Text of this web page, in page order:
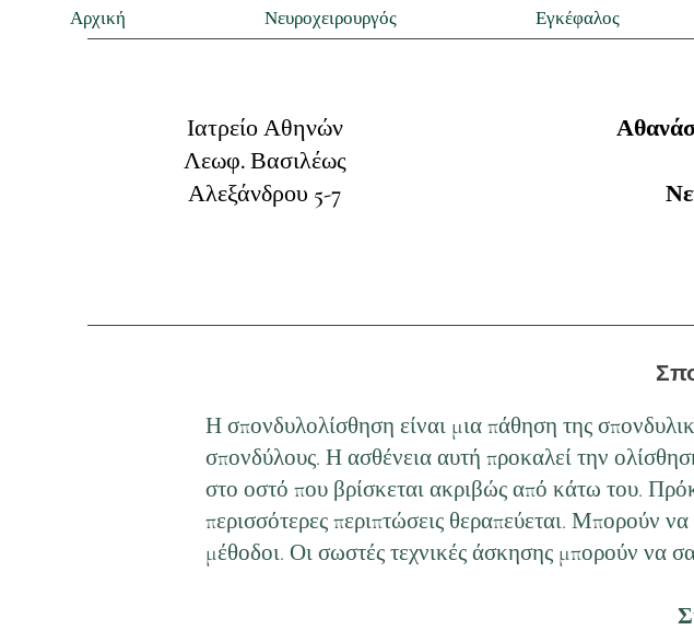
Αρχική Νευροχειρουργός Εγκέφαλος
Ιατρείο Αθηνών
Λεωφ. Βασιλέως
Αλεξάνδρου 5-7
Η σπονδυλολίσθηση είναι μια πάθηση της
σπονδύλους. Η ασθένεια αυτή προκαλεί την
στο οστό που βρίσκεται ακριβώς από κάτω του.
περισσότερες περιπτώσεις θεραπεύεται. Μπορούν
μέθοδοι. Οι σωστές τεχνικές άσκησης μπορούν να